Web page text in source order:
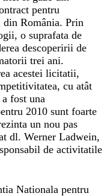
pentru
România. Prin
o suprafata de
descoperirii de
trei ani.
acestei licitatii,
cu atât
fost una
2010 sunt foarte
un nou pas
dl. Werner Ladwein,
de activitatile
Nationala pentru